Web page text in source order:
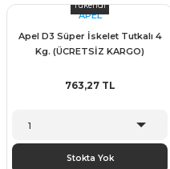
Tükendi
APEL
Apel D3 Süper İskelet Tutkalı 4
Kg. (ÜCRETSİZ KARGO)
763,27 TL
Stokta Yok